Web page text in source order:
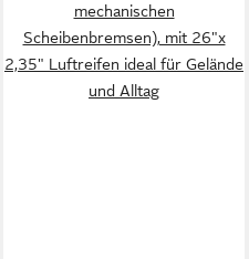
mechanischen
Scheibenbremsen), mit 26"x
2,35" Luftreifen ideal für Gelände
und Alltag